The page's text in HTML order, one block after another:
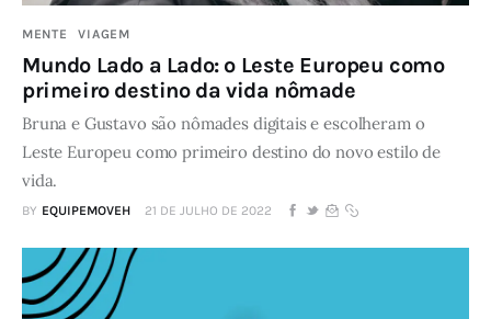
MENTE VIAGEM
Mundo Lado a Lado: o Leste Europeu como
primeiro destino da vida nômade
Bruna e Gustavo são nômades digitais e escolheram o
Leste Europeu como primeiro destino do novo estilo de
vida.
BY EQUIPEMOVEH 21 DE JULHO DE 2022